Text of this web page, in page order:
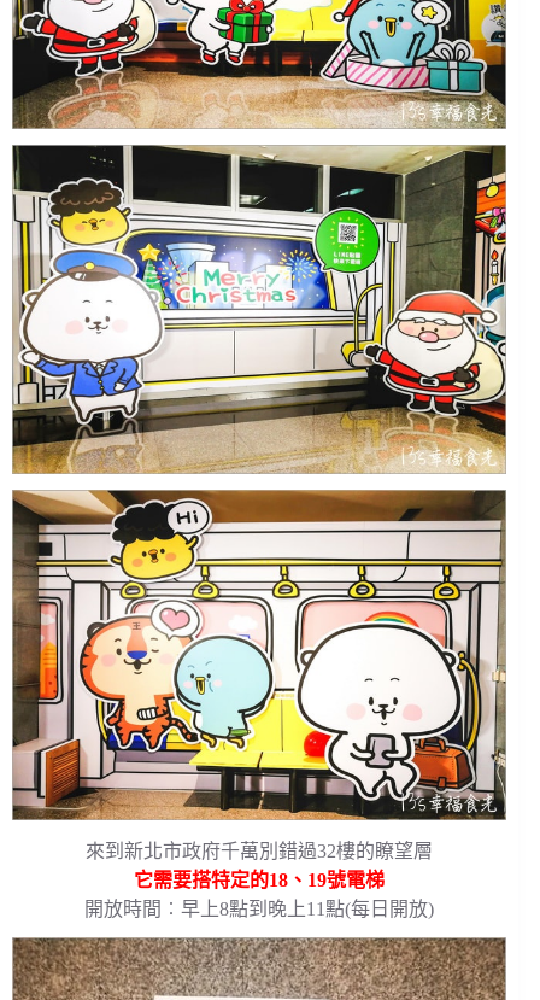
來到新北市政府千萬別錯過32樓的瞭望層
它需要搭特定的18、19號電梯
開放時間︰早上8點到晚上11點(每日開放)